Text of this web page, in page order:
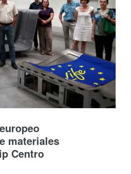
materiales
Centro